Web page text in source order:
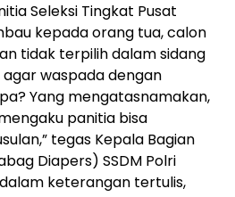
Seleksi Tingkat Pusat
kepada orang tua, calon
tidak terpilih dalam sidang
waspada dengan
Yang mengatasnamakan,
panitia bisa
tegas Kepala Bagian
Diapers) SSDM Polri
keterangan tertulis,